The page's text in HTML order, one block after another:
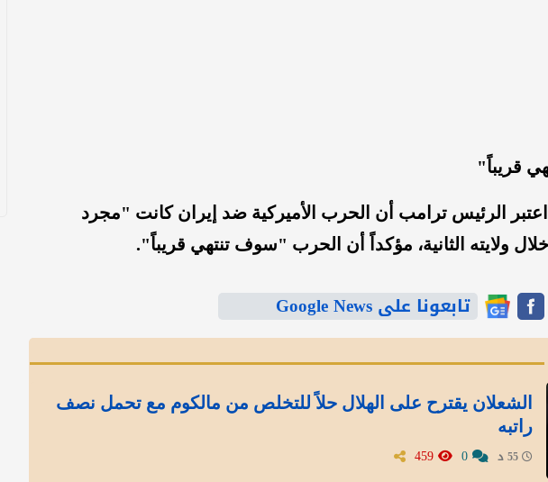
قريباً"
الرئيس ترامب أن الحرب الأميركية ضد إيران كانت "مجرد
ولايته الثانية، مؤكداً أن الحرب "سوف تنتهي قريباً".
تابعونا على Google News
الشعلان يقترح على الهلال حلاً للتخلص من مالكوم مع تحمل نصف
راتبه